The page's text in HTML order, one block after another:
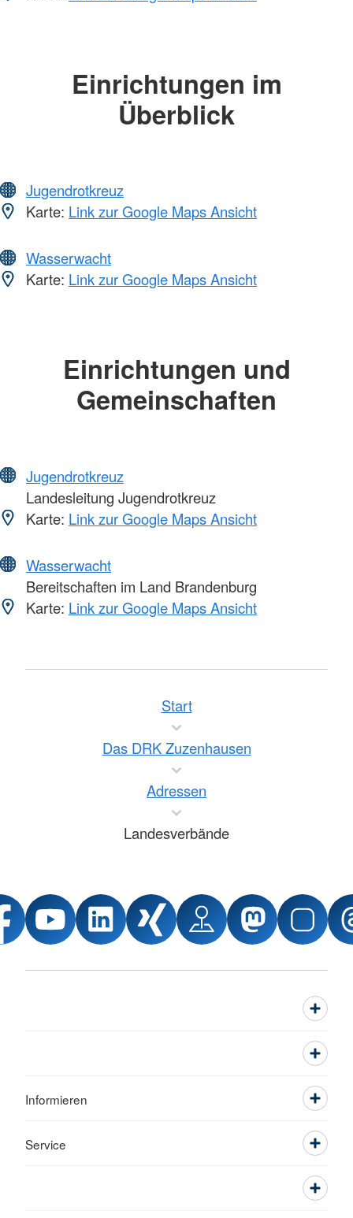
Einrichtungen im
Überblick
Jugendrotkreuz
Karte: Link zur Google Maps Ansicht
Wasserwacht
Karte: Link zur Google Maps Ansicht
Einrichtungen und
Gemeinschaften
Jugendrotkreuz
Landesleitung Jugendrotkreuz
Karte: Link zur Google Maps Ansicht
Wasserwacht
Bereitschaften im Land Brandenburg
Karte: Link zur Google Maps Ansicht
Start
Das DRK Zuzenhausen
Adressen
Landesverbände
Informieren
Service